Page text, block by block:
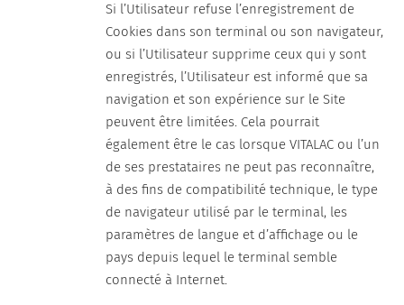
Si l’Utilisateur refuse l’enregistrement de
Cookies dans son terminal ou son navigateur,
ou si l’Utilisateur supprime ceux qui y sont
enregistrés, l’Utilisateur est informé que sa
navigation et son expérience sur le Site
peuvent être limitées. Cela pourrait
également être le cas lorsque VITALAC ou l’un
de ses prestataires ne peut pas reconnaître,
à des fins de compatibilité technique, le type
de navigateur utilisé par le terminal, les
paramètres de langue et d’affichage ou le
pays depuis lequel le terminal semble
connecté à Internet.